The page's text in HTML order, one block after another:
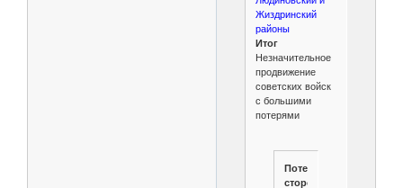
Жиздринский
районы
Итог
Незначительное
продвижение
советских войск
с большими
потерями
Потери
сторон.